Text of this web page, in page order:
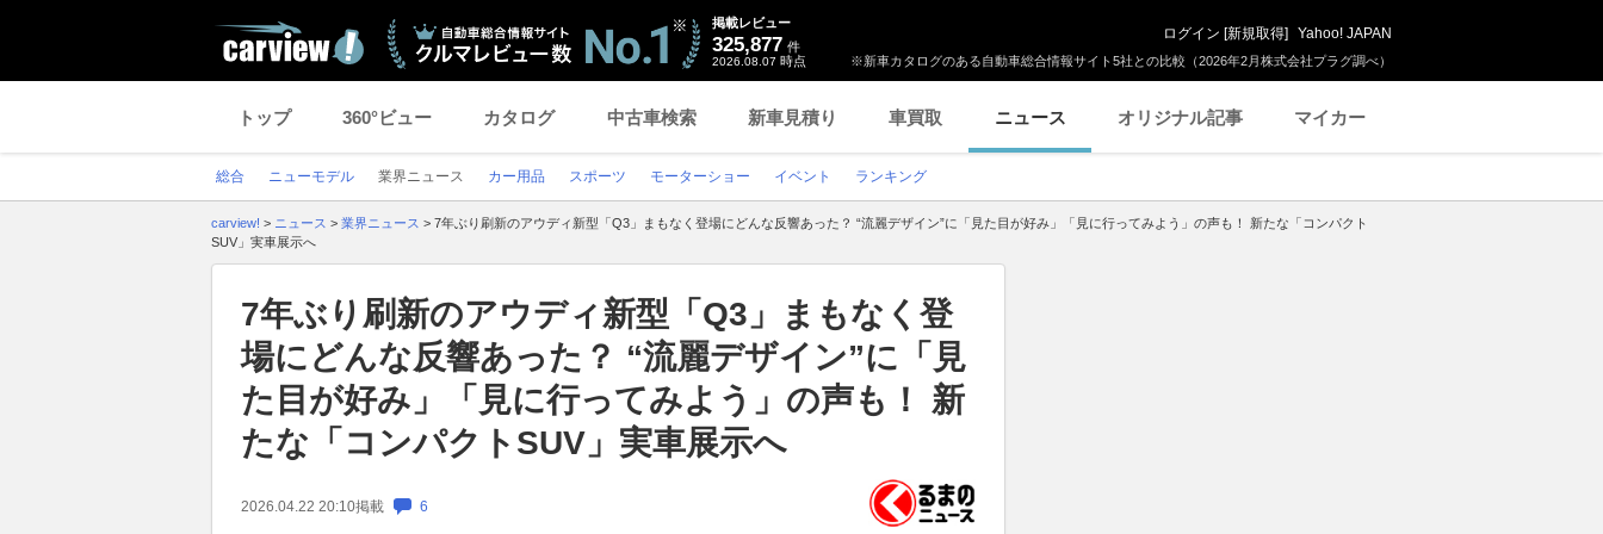
※新車カタログのある自動車総合情報サイト5社との比較（2026年2月株式会社プラグ調べ）
掲載レビュー
325,877 件
2026.08.07 時点
ログイン [新規取得] Yahoo! JAPAN
トップ 360°ビュー カタログ 中古車検索 新車見積り 車買取 ニュース オリジナル記事 マイカー
総合 ニューモデル 業界ニュース カー用品 スポーツ モーターショー イベント ランキング
carview! > ニュース > 業界ニュース > 7年ぶり刷新のアウディ新型「Q3」まもなく登場にどんな反響あった？ “流麗デザイン”に「見た目が好み」「見に行ってみよう」の声も！ 新たな「コンパクト
SUV」実車展示へ
7年ぶり刷新のアウディ新型「Q3」まもなく登
場にどんな反響あった？ “流麗デザイン”に「見
た目が好み」「見に行ってみよう」の声も！ 新
たな「コンパクトSUV」実車展示へ
2026.04.22 20:10掲載 6